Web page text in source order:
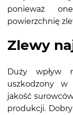
ponieważ
powierzchnię
Zlewy
Duży wpływ
uszkodzony w
jakość
produkcji.